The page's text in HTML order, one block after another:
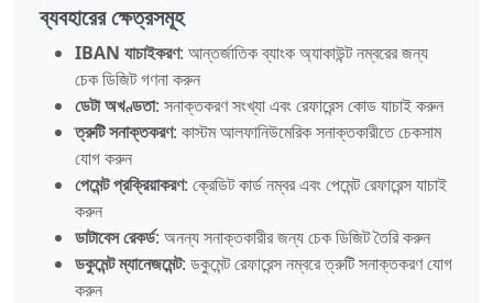
ব্যবহারের ক্ষেত্রসমূহ
IBAN যাচাইকরণ: আন্তর্জাতিক ব্যাংক অ্যাকাউন্ট নম্বরের জন্য
চেক ডিজিট গণনা করুন
ডেটা অখণ্ডতা: সনাক্তকরণ সংখ্যা এবং রেফারেন্স কোড যাচাই করুন
ত্রুটি সনাক্তকরণ: কাস্টম আলফানিউমেরিক সনাক্তকারীতে চেকসাম
যোগ করুন
পেমেন্ট প্রক্রিয়াকরণ: ক্রেডিট কার্ড নম্বর এবং পেমেন্ট রেফারেন্স যাচাই
করুন
ডাটাবেস রেকর্ড: অনন্য সনাক্তকারীর জন্য চেক ডিজিট তৈরি করুন
ডকুমেন্ট ম্যানেজমেন্ট: ডকুমেন্ট রেফারেন্স নম্বরে ত্রুটি সনাক্তকরণ যোগ
করুন